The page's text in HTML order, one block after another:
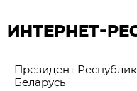
ИНТЕРНЕТ-
Президент
Беларусь